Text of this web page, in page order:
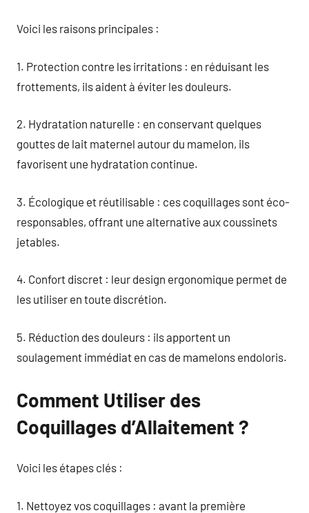
Voici les raisons principales :
1. Protection contre les irritations : en réduisant les
frottements, ils aident à éviter les douleurs.
2. Hydratation naturelle : en conservant quelques
gouttes de lait maternel autour du mamelon, ils
favorisent une hydratation continue.
3. Écologique et réutilisable : ces coquillages sont éco-
responsables, offrant une alternative aux coussinets
jetables.
4. Confort discret : leur design ergonomique permet de
les utiliser en toute discrétion.
5. Réduction des douleurs : ils apportent un
soulagement immédiat en cas de mamelons endoloris.
Comment Utiliser des
Coquillages d’Allaitement ?
Voici les étapes clés :
1. Nettoyez vos coquillages : avant la première